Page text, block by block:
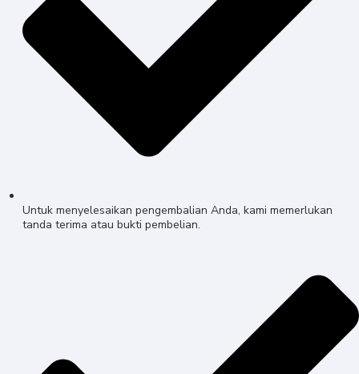
Untuk menyelesaikan pengembalian Anda, kami memerlukan
tanda terima atau bukti pembelian.